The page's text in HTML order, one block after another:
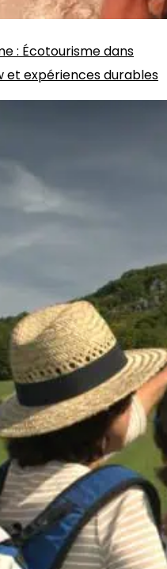
: Écotourisme dans
et expériences durables